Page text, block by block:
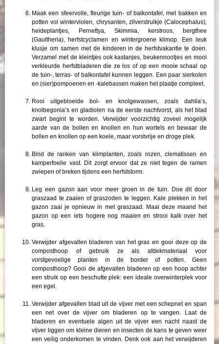
Maak een sfeervolle, fleurige tuin- of balkontafel, met bakken en
potten vol winterviolen, chrysanten, zilverstruikje (Calocephalus),
heideplantjes, Pernettya, Skimmia, kerstroos, bergthee
(Gaultheria), herfstcyclamen en wintergroene klimop. Een leuk
klusje om samen met de kinderen in de herfstvakantie te doen.
Verzamel met de kleintjes ook kastanjes, beukennootjes en mooi
verkleurde herfstbladeren die ze los of op een mooie schaal op
de tuin-, terras- of balkontafel kunnen leggen. Een paar sierkolen
en (sier)pompoenen en -kalebassen maken het plaatje compleet.
Rooi uitgebloeide bol- en knolgewassen, zoals dahlia’s,
knolbegonia’s en gladiolen na de eerste nachtvorst, als het blad
zwart begint te worden. Verwijder voorzichtig zoveel mogelijk
aarde van de bollen en knollen en hun wortels en bewaar de
bollen en knollen op een koele, maar vorstvrije en droge plek.
Bind de ranken van klimplanten, zoals rozen, clematissen en
kamperfoelie vast. Dit zorgt ervoor dat ze niet tegen de ramen
zwiepen of breken tijdens een herfststorm.
Leg een gazon aan voor meer groen in de tuin. Doe dit door
graszaad te zaaien of graszoden te leggen. Kale plekken in het
gazon zaai je opnieuw in met graszaad. Maai deze maand het
gazon op een iets hogere nog maaien en strooi kalk over het
gras.
Verwijder afgevallen bladeren van het gras en gooi deze op de
composthoop of gebruik ze als afdekmateriaal voor
vorstgevoelige planten in de border of potten. Geen
composthoop? Gooi de afgevallen bladeren op een hoop achter
een struik op een beschutte plek: een ideale overwinterplek voor
een egel.
Verwijder afgevallen blad uit de vijver met een schepnet en span
een net over de vijver om bladeren op te vangen. Laat de
bladeren en eventuele algen uit de vijver een nacht naast de
vijver liggen om kleine dieren en insecten de kans te geven weer
een veilig onderkomen te vinden. Denk ook aan het verwijderen